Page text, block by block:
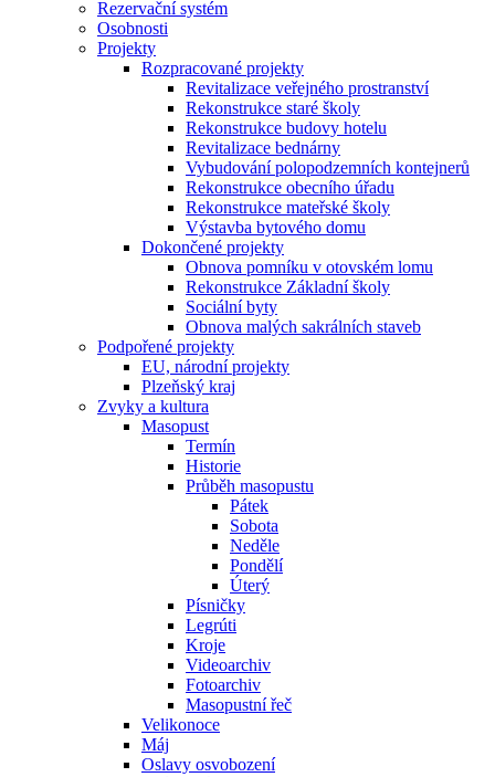
Rezervační systém
Osobnosti
Projekty
Rozpracované projekty
Revitalizace veřejného prostranství
Rekonstrukce staré školy
Rekonstrukce budovy hotelu
Revitalizace bednárny
Vybudování polopodzemních kontejnerů
Rekonstrukce obecního úřadu
Rekonstrukce mateřské školy
Výstavba bytového domu
Dokončené projekty
Obnova pomníku v otovském lomu
Rekonstrukce Základní školy
Sociální byty
Obnova malých sakrálních staveb
Podpořené projekty
EU, národní projekty
Plzeňský kraj
Zvyky a kultura
Masopust
Termín
Historie
Průběh masopustu
Pátek
Sobota
Neděle
Pondělí
Úterý
Písničky
Legrúti
Kroje
Videoarchiv
Fotoarchiv
Masopustní řeč
Velikonoce
Máj
Oslavy osvobození